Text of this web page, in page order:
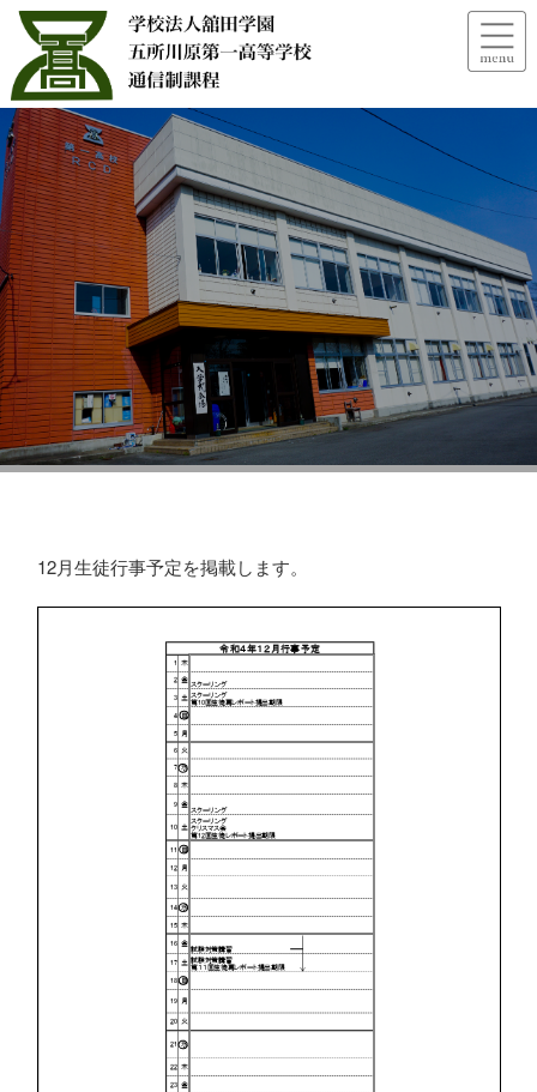
１２月生徒行事予定
12月生徒行事予定を掲載します。